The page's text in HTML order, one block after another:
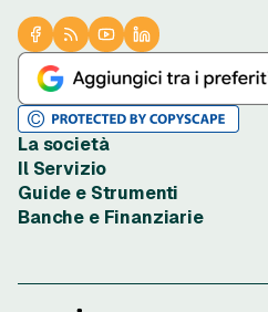
La società
Chi è PrestitiOnline.it
Contatta PrestitiOnline.it
Opinioni degli Utenti
Rassegna Stampa
Il Servizio
Come Funziona
Condizioni di Utilizzo
Preferenze Cookie
Guide e Strumenti
Guide Prestiti
Finalità Prestiti
Banche e Finanziarie
BNL